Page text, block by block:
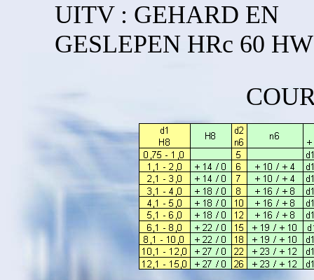
UITV : GEHARD EN
GESLEPEN HRc 60